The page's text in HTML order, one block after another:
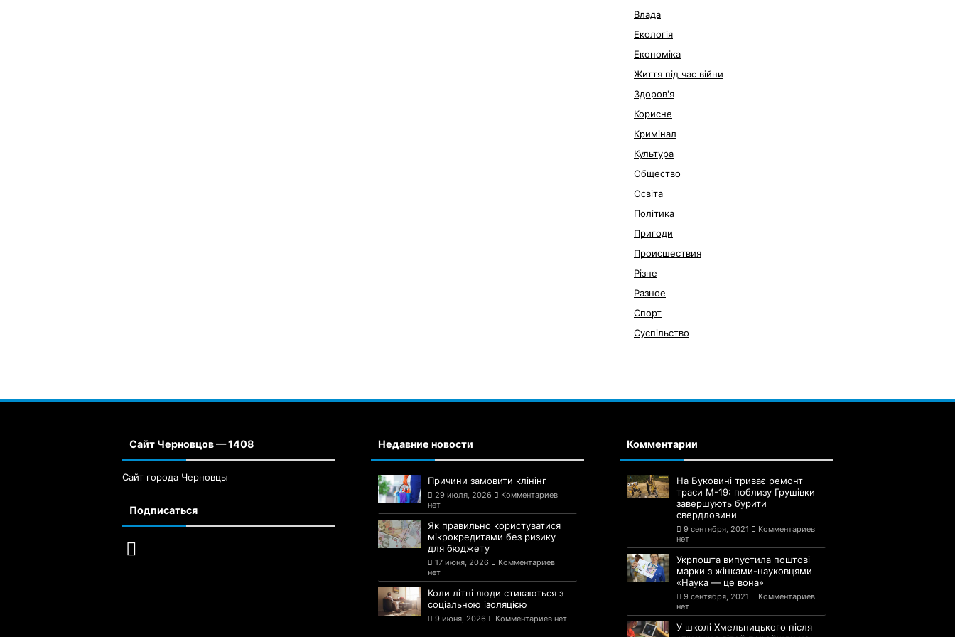
Влада
Екологія
Економіка
Життя під час війни
Здоров'я
Корисне
Кримінал
Культура
Общество
Освіта
Політика
Пригоди
Происшествия
Різне
Разное
Спорт
Суспільство
Сайт Черновцов — 1408
Сайт города Черновцы
Подписаться
Недавние новости
Причини замовити клінінг
29 июля, 2026
Комментариев
нет
Як правильно користуватися
мікрокредитами без ризику
для бюджету
17 июня, 2026
Комментариев
нет
Коли літні люди стикаються з
соціальною ізоляцією
9 июня, 2026 Комментариев нет
Комментарии
На Буковині триває ремонт
траси М-19: поблизу Грушівки
завершують бурити
свердловини
9 сентября, 2021
Комментариев
нет
Укрпошта випустила поштові
марки з жінками-науковцями
«Наука — це вона»
9 сентября, 2021
Комментариев
нет
У школі Хмельницького після